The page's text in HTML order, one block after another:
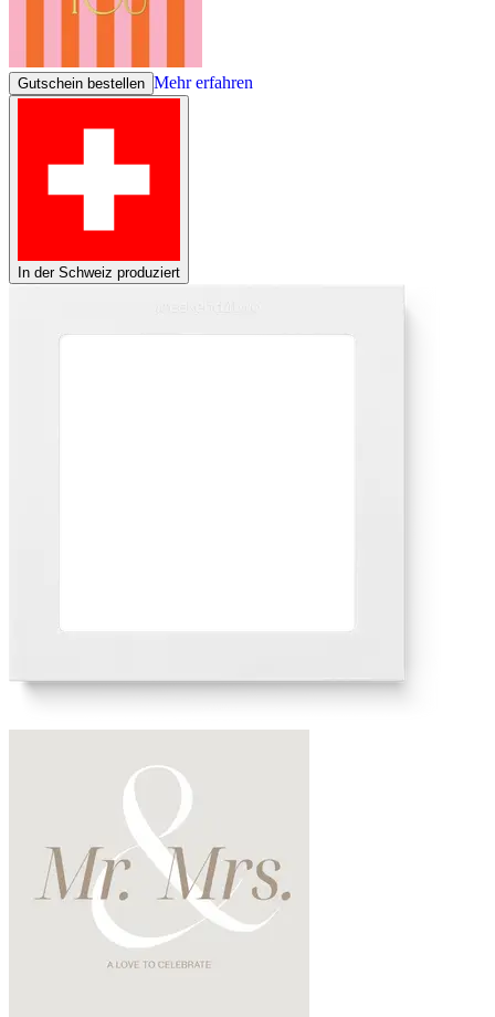
Gutschein bestellen Mehr erfahren
In der Schweiz produziert